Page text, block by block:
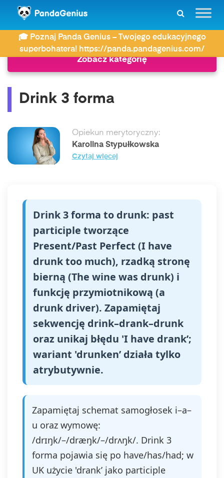
🎓 Poznaj Panda Genius – Twojego edukacyjnego
superbohatera! https://panda.pandagenius.com/
ZDAY Język angielski Drink 3 forma
Zobacz kategorię
Drink 3 forma
Opiekun merytoryczny:
Karolina Stypułkowska
Czytaj więcej
Drink 3 forma to drunk: past
participle tworzące
Present/Past Perfect (I have
drunk too much), rzadką stronę
bierną (The wine was drunk) i
funkcję przymiotnikową (a
drunk driver). Zapamiętaj
sekwencję drink–drank–drunk
oraz unikaj błędu 'I have drank’;
wariant 'drunken’ działa tylko
atrybutywnie.
Zapamiętaj schemat samogłosek i–a–
u oraz wymowę:
/drɪŋk/–/dræŋk/–/drʌŋk/. Drink 3
forma pojawia się po have/has/had; w
UK użycie 'drank’ jako participle